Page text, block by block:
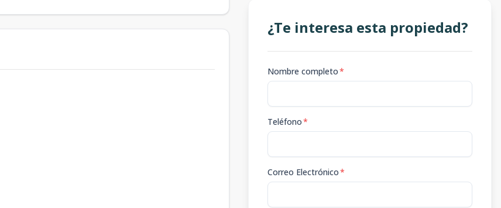
¿Te interesa esta propiedad?
Nombre completo*
Teléfono*
Correo Electrónico*